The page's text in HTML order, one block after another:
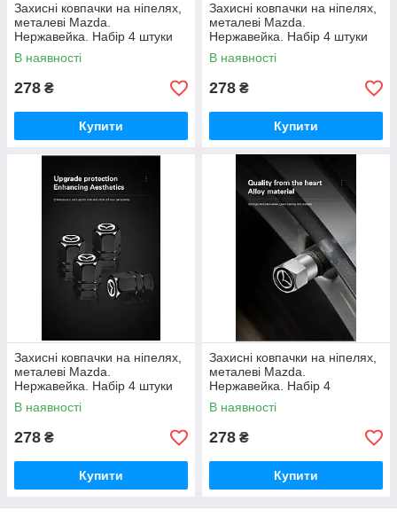
Захисні ковпачки на ніпелях,
металеві Mazda.
Нержавейка. Набір 4 штуки
Black / Silver
В наявності
278 ₴
Купити
Захисні ковпачки на ніпелях,
металеві Mazda.
Нержавейка. Набір 4 штуки
RED Style. Long
В наявності
278 ₴
Купити
Захисні ковпачки на ніпелях,
металеві Mazda.
Нержавейка. Набір 4 штуки
RED Style. Long
В наявності
278 ₴
Купити
Захисні ковпачки на ніпелях,
металеві Mazda.
Нержавейка. Набір 4
штуки Silver / Black
В наявності
278 ₴
Купити